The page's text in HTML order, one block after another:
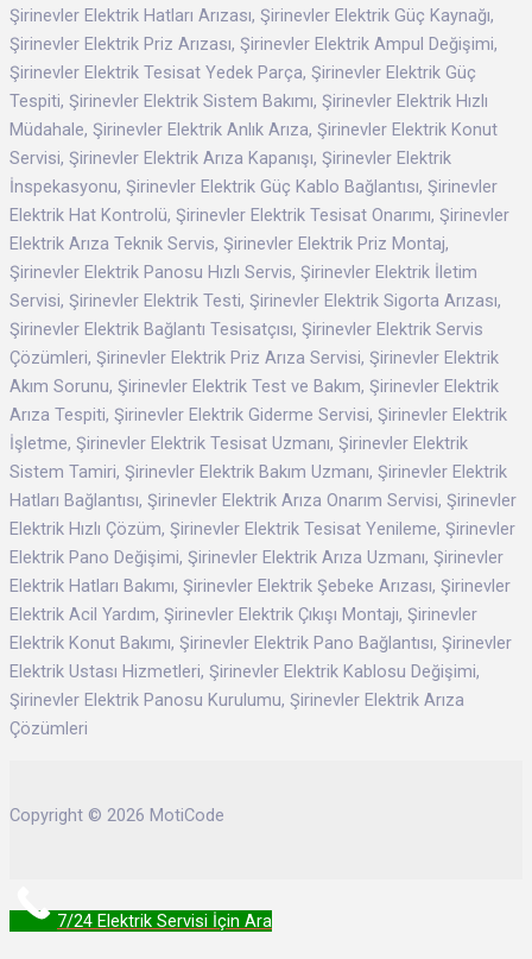
Şirinevler Elektrik Hatları Arızası, Şirinevler Elektrik Güç Kaynağı,
Şirinevler Elektrik Priz Arızası, Şirinevler Elektrik Ampul Değişimi,
Şirinevler Elektrik Tesisat Yedek Parça, Şirinevler Elektrik Güç
Tespiti, Şirinevler Elektrik Sistem Bakımı, Şirinevler Elektrik Hızlı
Müdahale, Şirinevler Elektrik Anlık Arıza, Şirinevler Elektrik Konut
Servisi, Şirinevler Elektrik Arıza Kapanışı, Şirinevler Elektrik
İnspekasyonu, Şirinevler Elektrik Güç Kablo Bağlantısı, Şirinevler
Elektrik Hat Kontrolü, Şirinevler Elektrik Tesisat Onarımı, Şirinevler
Elektrik Arıza Teknik Servis, Şirinevler Elektrik Priz Montaj,
Şirinevler Elektrik Panosu Hızlı Servis, Şirinevler Elektrik İletim
Servisi, Şirinevler Elektrik Testi, Şirinevler Elektrik Sigorta Arızası,
Şirinevler Elektrik Bağlantı Tesisatçısı, Şirinevler Elektrik Servis
Çözümleri, Şirinevler Elektrik Priz Arıza Servisi, Şirinevler Elektrik
Akım Sorunu, Şirinevler Elektrik Test ve Bakım, Şirinevler Elektrik
Arıza Tespiti, Şirinevler Elektrik Giderme Servisi, Şirinevler Elektrik
İşletme, Şirinevler Elektrik Tesisat Uzmanı, Şirinevler Elektrik
Sistem Tamiri, Şirinevler Elektrik Bakım Uzmanı, Şirinevler Elektrik
Hatları Bağlantısı, Şirinevler Elektrik Arıza Onarım Servisi, Şirinevler
Elektrik Hızlı Çözüm, Şirinevler Elektrik Tesisat Yenileme, Şirinevler
Elektrik Pano Değişimi, Şirinevler Elektrik Arıza Uzmanı, Şirinevler
Elektrik Hatları Bakımı, Şirinevler Elektrik Şebeke Arızası, Şirinevler
Elektrik Acil Yardım, Şirinevler Elektrik Çıkışı Montajı, Şirinevler
Elektrik Konut Bakımı, Şirinevler Elektrik Pano Bağlantısı, Şirinevler
Elektrik Ustası Hizmetleri, Şirinevler Elektrik Kablosu Değişimi,
Şirinevler Elektrik Panosu Kurulumu, Şirinevler Elektrik Arıza
Çözümleri
Copyright © 2026 MotiCode
7/24 Elektrik Servisi İçin Ara